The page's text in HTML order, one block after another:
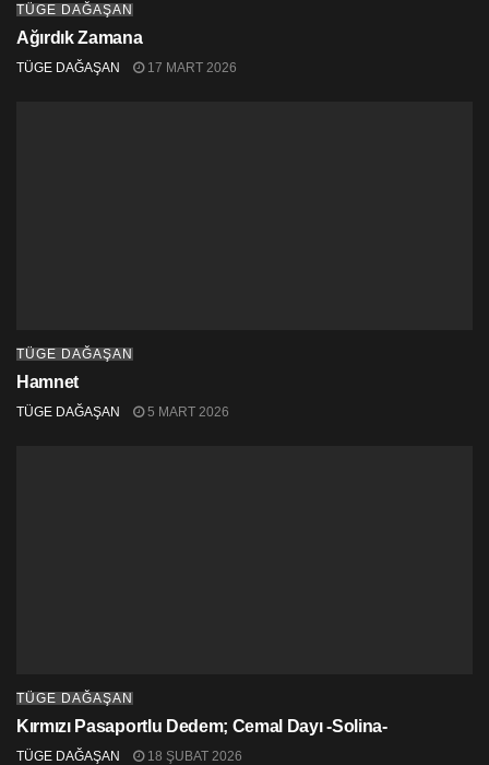
TÜGE DAĞAŞAN
Ağırdık Zamana
TÜGE DAĞAŞAN 17 MART 2026
TÜGE DAĞAŞAN
Hamnet
TÜGE DAĞAŞAN 5 MART 2026
TÜGE DAĞAŞAN
Kırmızı Pasaportlu Dedem; Cemal Dayı -Solina-
TÜGE DAĞAŞAN 18 ŞUBAT 2026